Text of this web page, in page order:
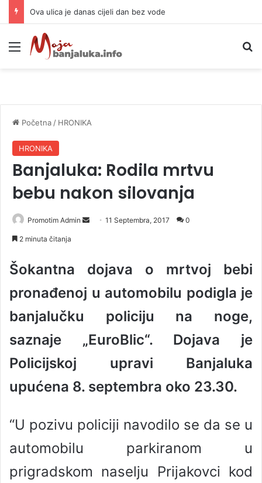
Meni
Početna / HRONIKA
HRONIKA
Banjaluka: Rodila mrtvu
bebu nakon silovanja
Promotim Admin
d
a
n
a
i
11 Septembra, 2017 0
2 minuta čitanja
Šokantna dojava o mrtvoj bebi
pronađenoj u automobilu podigla je
banjalučku policiju na noge,
saznaje „EuroBlic“. Dojava je
Policijskoj upravi Banjaluka
upućena 8. septembra oko 23.30.
“U pozivu policiji navodilo se da se u
automobilu parkiranom u
prigradskom naselju Prijakovci kod